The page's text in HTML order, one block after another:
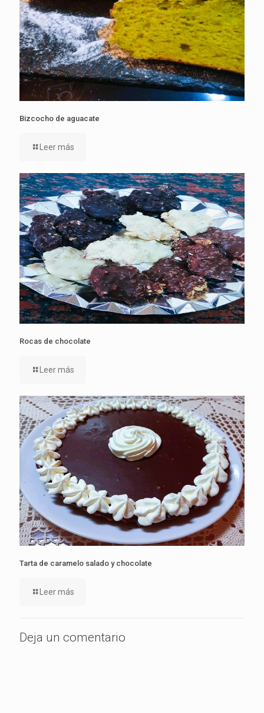
Bizcocho de aguacate
Leer más
Rocas de chocolate
Leer más
Tarta de caramelo salado y chocolate
Leer más
Deja un comentario